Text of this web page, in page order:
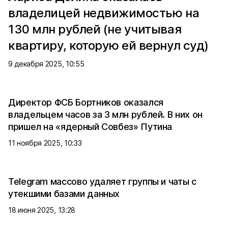
владелицей недвижимостью на
130 млн рублей (не учитывая
квартиру, которую ей вернул суд)
9 декабря 2025, 10:55
Директор ФСБ Бортников оказался
владельцем часов за 3 млн рублей. В них он
пришел на «ядерный Совбез» Путина
11 ноября 2025, 10:33
Telegram массово удаляет группы и чаты с
утекшими базами данных
18 июня 2025, 13:28